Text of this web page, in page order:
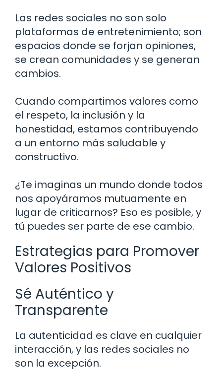
Las redes sociales no son solo
plataformas de entretenimiento; son
espacios donde se forjan opiniones,
se crean comunidades y se generan
cambios.
Cuando compartimos valores como
el respeto, la inclusión y la
honestidad, estamos contribuyendo
a un entorno más saludable y
constructivo.
¿Te imaginas un mundo donde todos
nos apoyáramos mutuamente en
lugar de criticarnos? Eso es posible, y
tú puedes ser parte de ese cambio.
Estrategias para Promover
Valores Positivos
Sé Auténtico y
Transparente
La autenticidad es clave en cualquier
interacción, y las redes sociales no
son la excepción.